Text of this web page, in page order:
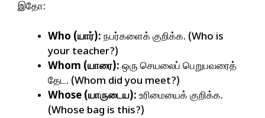
இதோ:
Who (யார்): நபர்களைக் குறிக்க. (Who is
your teacher?)
Whom (யாரை): ஒரு செயலைப் பெறுபவரைத்
தேட. (Whom did you meet?)
Whose (யாருடைய): உரிமையைக் குறிக்க.
(Whose bag is this?)